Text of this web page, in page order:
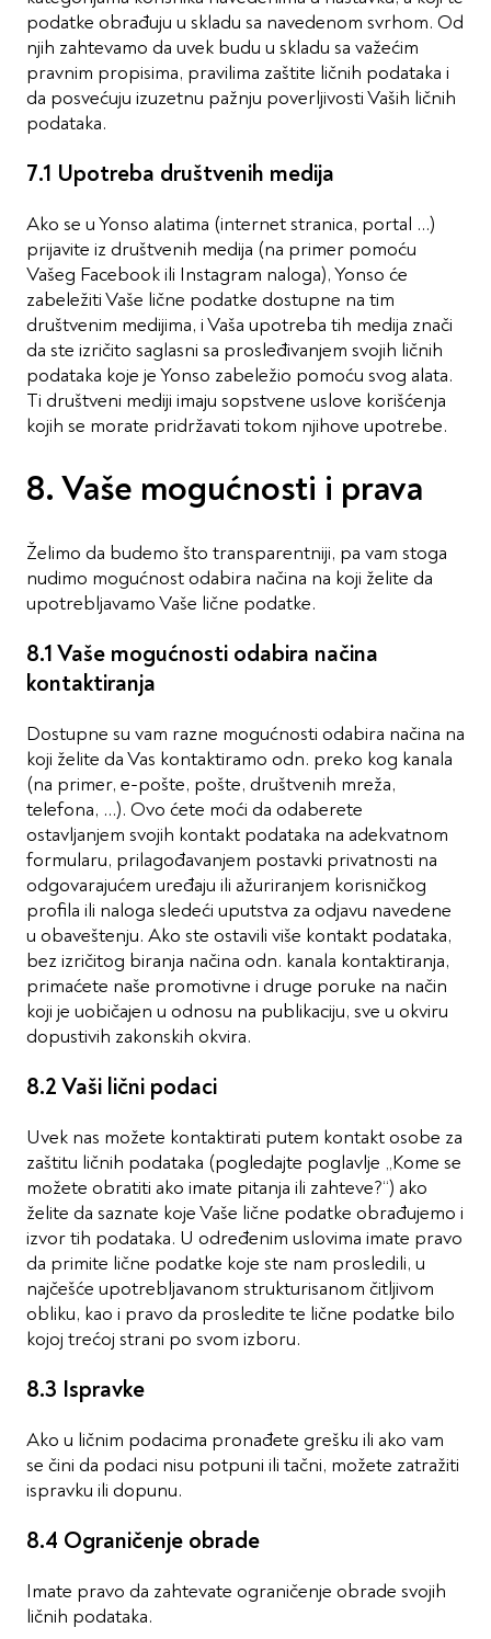
podatke obrađuju u skladu sa navedenom svrhom. Od
njih zahtevamo da uvek budu u skladu sa važećim
pravnim propisima, pravilima zaštite ličnih podataka i
da posvećuju izuzetnu pažnju poverljivosti Vaših ličnih
podataka.
7.1 Upotreba društvenih medija
Ako se u Yonso alatima (internet stranica, portal …)
prijavite iz društvenih medija (na primer pomoću
Vašeg Facebook ili Instagram naloga), Yonso će
zabeležiti Vaše lične podatke dostupne na tim
društvenim medijima, i Vaša upotreba tih medija znači
da ste izričito saglasni sa prosleđivanjem svojih ličnih
podataka koje je Yonso zabeležio pomoću svog alata.
Ti društveni mediji imaju sopstvene uslove korišćenja
kojih se morate pridržavati tokom njihove upotrebe.
8. Vaše mogućnosti i prava
Želimo da budemo što transparentniji, pa vam stoga
nudimo mogućnost odabira načina na koji želite da
upotrebljavamo Vaše lične podatke.
8.1 Vaše mogućnosti odabira načina
kontaktiranja
Dostupne su vam razne mogućnosti odabira načina na
koji želite da Vas kontaktiramo odn. preko kog kanala
(na primer, e-pošte, pošte, društvenih mreža,
telefona, …). Ovo ćete moći da odaberete
ostavljanjem svojih kontakt podataka na adekvatnom
formularu, prilagođavanjem postavki privatnosti na
odgovarajućem uređaju ili ažuriranjem korisničkog
profila ili naloga sledeći uputstva za odjavu navedene
u obaveštenju. Ako ste ostavili više kontakt podataka,
bez izričitog biranja načina odn. kanala kontaktiranja,
primaćete naše promotivne i druge poruke na način
koji je uobičajen u odnosu na publikaciju, sve u okviru
dopustivih zakonskih okvira.
8.2 Vaši lični podaci
Uvek nas možete kontaktirati putem kontakt osobe za
zaštitu ličnih podataka (pogledajte poglavlje „Kome se
možete obratiti ako imate pitanja ili zahteve?“) ako
želite da saznate koje Vaše lične podatke obrađujemo i
izvor tih podataka. U određenim uslovima imate pravo
da primite lične podatke koje ste nam prosledili, u
najčešće upotrebljavanom strukturisanom čitljivom
obliku, kao i pravo da prosledite te lične podatke bilo
kojoj trećoj strani po svom izboru.
8.3 Ispravke
Ako u ličnim podacima pronađete grešku ili ako vam
se čini da podaci nisu potpuni ili tačni, možete zatražiti
ispravku ili dopunu.
8.4 Ograničenje obrade
Imate pravo da zahtevate ograničenje obrade svojih
ličnih podataka.